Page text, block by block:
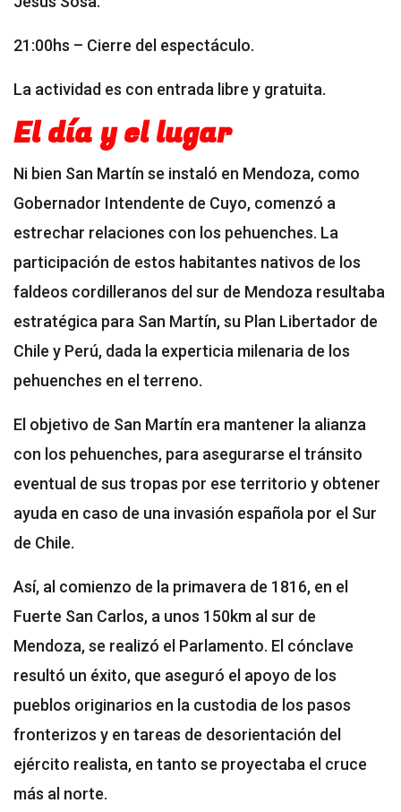
21:00hs – Cierre del espectáculo.
La actividad es con entrada libre y gratuita.
El día y el lugar
Ni bien San Martín se instaló en Mendoza, como
Gobernador Intendente de Cuyo, comenzó a
estrechar relaciones con los pehuenches. La
participación de estos habitantes nativos de los
faldeos cordilleranos del sur de Mendoza resultaba
estratégica para San Martín, su Plan Libertador de
Chile y Perú, dada la experticia milenaria de los
pehuenches en el terreno.
El objetivo de San Martín era mantener la alianza
con los pehuenches, para asegurarse el tránsito
eventual de sus tropas por ese territorio y obtener
ayuda en caso de una invasión española por el Sur
de Chile.
Así, al comienzo de la primavera de 1816, en el
Fuerte San Carlos, a unos 150km al sur de
Mendoza, se realizó el Parlamento. El cónclave
resultó un éxito, que aseguró el apoyo de los
pueblos originarios en la custodia de los pasos
fronterizos y en tareas de desorientación del
ejército realista, en tanto se proyectaba el cruce
más al norte.